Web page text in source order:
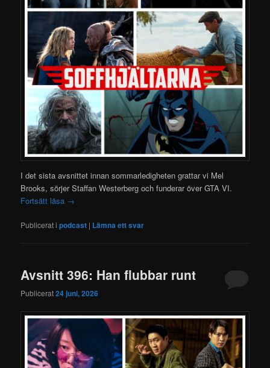
I det sista avsnittet innan sommarledigheten grattar vi Mel
Brooks, sörjer Staffan Westerberg och funderar över GTA VI.
Fortsätt läsa →
Publicerat i podcast | Lämna ett svar
Avsnitt 396: Han flubbar runt
Publicerat24 juni, 2026